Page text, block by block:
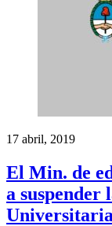
17 abril, 2019
El Min. de
a suspender
Universitaria